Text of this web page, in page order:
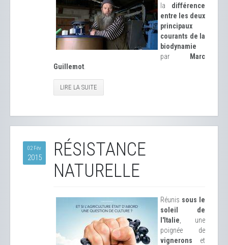
la différence
entre les deux
principaux
courants de la
biodynamie
par
Marc
Guillemot
LIRE LA SUITE
02 Fév
2015
RÉSISTANCE
NATURELLE
Réunis sous le
soleil de
l'Italie , une
poignée de
vignerons et